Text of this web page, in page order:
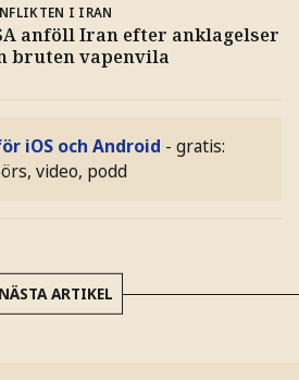
I IRAN
anföll Iran efter anklagelser
bruten vapenvila
iOS och Android - gratis:
video, podd
NÄSTA ARTIKEL